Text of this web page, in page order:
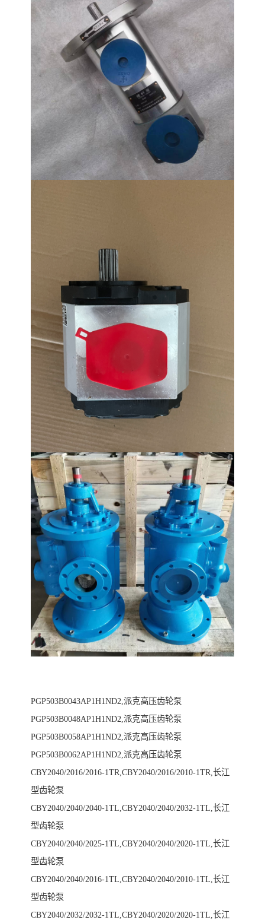
PGP503B0043AP1H1ND2,派克高压齿轮泵
PGP503B0048AP1H1ND2,派克高压齿轮泵
PGP503B0058AP1H1ND2,派克高压齿轮泵
PGP503B0062AP1H1ND2,派克高压齿轮泵
CBY2040/2016/2016-1TR,CBY2040/2016/2010-1TR,长江
型齿轮泵
CBY2040/2040/2040-1TL,CBY2040/2040/2032-1TL,长江
型齿轮泵
CBY2040/2040/2025-1TL,CBY2040/2040/2020-1TL,长江
型齿轮泵
CBY2040/2040/2016-1TL,CBY2040/2040/2010-1TL,长江
型齿轮泵
CBY2040/2032/2032-1TL,CBY2040/2020/2020-1TL,长江